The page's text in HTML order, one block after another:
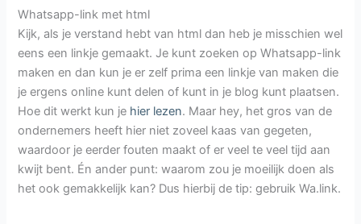
Whatsapp-link met html
Kijk, als je verstand hebt van html dan heb je misschien wel
eens een linkje gemaakt. Je kunt zoeken op Whatsapp-link
maken en dan kun je er zelf prima een linkje van maken die
je ergens online kunt delen of kunt in je blog kunt plaatsen.
Hoe dit werkt kun je hier lezen. Maar hey, het gros van de
ondernemers heeft hier niet zoveel kaas van gegeten,
waardoor je eerder fouten maakt of er veel te veel tijd aan
kwijt bent. Én ander punt: waarom zou je moeilijk doen als
het ook gemakkelijk kan? Dus hierbij de tip: gebruik Wa.link.